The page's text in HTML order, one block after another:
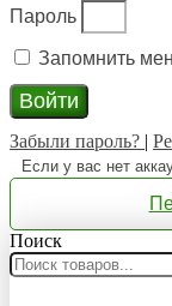
Пароль
Запомнить
Войти
Забыли пароль? |
Если у вас нет
Поиск